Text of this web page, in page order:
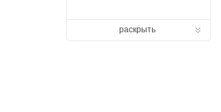
раскрыть